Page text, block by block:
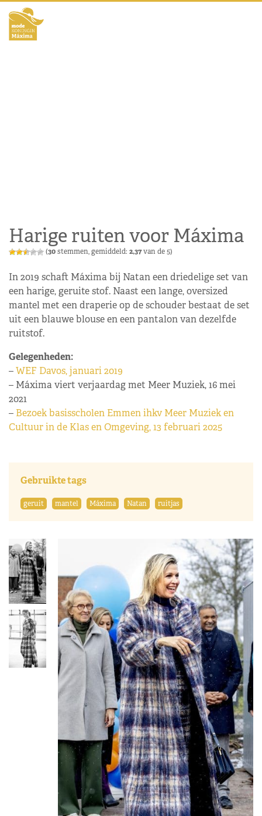
Harige ruiten voor Máxima
(30stemmen, gemiddeld: 2,37van de 5)
In 2019 schaft Máxima bij Natan een driedelige set van
een harige, geruite stof. Naast een lange, oversized
mantel met een draperie op de schouder bestaat de set
uit een blauwe blouse en een pantalon van dezelfde
ruitstof.
Gelegenheden:
–WEF Davos, januari 2019
– Máxima viert verjaardag met Meer Muziek, 16 mei
2021
– Bezoek basisscholen Emmen ihkv Meer Muziek en
Cultuur in de Klas en Omgeving, 13 februari 2025
Gebruikte tags
geruit mantel Máxima Natan ruitjas